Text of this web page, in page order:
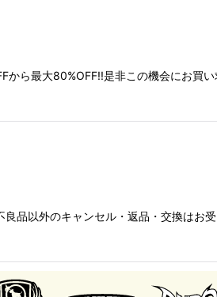
最大80%OFF!!是非この機会にお買い
外のキャンセル・返品・交換はお受